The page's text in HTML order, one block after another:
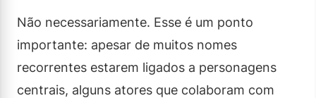
Não necessariamente. Esse é um ponto
importante: apesar de muitos nomes
recorrentes estarem ligados a personagens
centrais, alguns atores que colaboram com